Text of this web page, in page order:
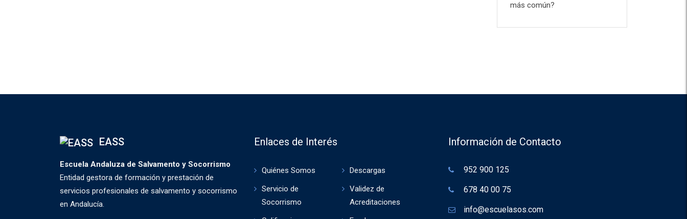
más común?
EASS
Escuela Andaluza de Salvamento y Socorrismo
Entidad gestora de formación y prestación de
servicios profesionales de salvamento y socorrismo
en Andalucía.
Enlaces de Interés
Quiénes Somos
Descargas
Servicio de
Socorrismo
Validez de
Acreditaciones
Información de Contacto
952 900 125
678 40 00 75
info@escuelasos.com